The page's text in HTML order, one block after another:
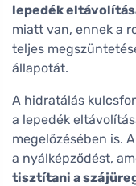
lepedék
miatt van, ennek a
teljes
állapotát.
A hidratálás
a lepedék
megelőzésében is.
a nyálképződést,
tisztítani a